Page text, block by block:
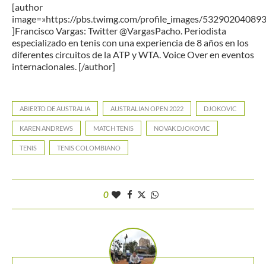
[author
image=»https://pbs.twimg.com/profile_images/
]Francisco Vargas: Twitter @VargasPacho. Periodista
especializado en tenis con una experiencia de 8 años en los
diferentes circuitos de la ATP y WTA. Voice Over en eventos
internacionales. [/author]
ABIERTO DE AUSTRALIA AUSTRALIAN OPEN 2022 DJOKOVIC
KAREN ANDREWS MATCH TENIS NOVAK DJOKOVIC
TENIS TENIS COLOMBIANO
0